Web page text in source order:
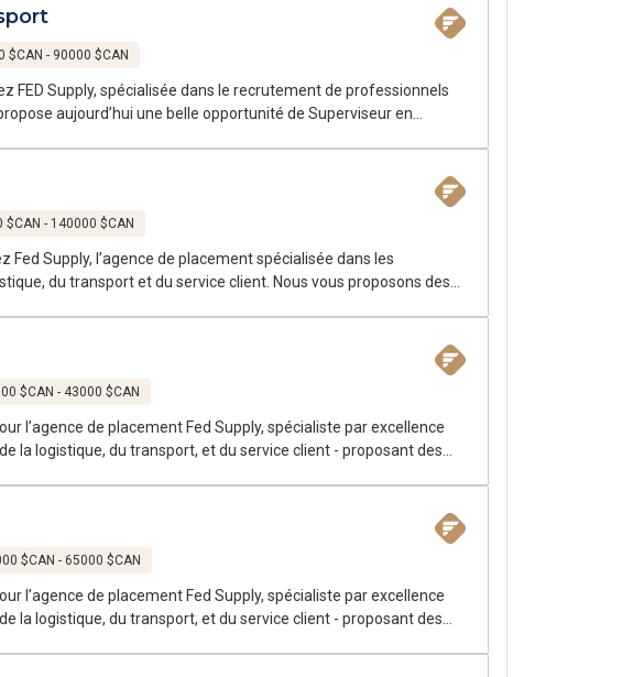
$CAN - 90000 $CAN
FED Supply, spécialisée dans le recrutement de professionnels
aujourd’hui une belle opportunité de Superviseur en
$CAN - 140000 $CAN
Fed Supply, l’agence de placement spécialisée dans les
du transport et du service client. Nous vous proposons des
$CAN - 43000 $CAN
l’agence de placement Fed Supply, spécialiste par excellence
la logistique, du transport, et du service client - proposant des
$CAN - 65000 $CAN
l’agence de placement Fed Supply, spécialiste par excellence
la logistique, du transport, et du service client - proposant des